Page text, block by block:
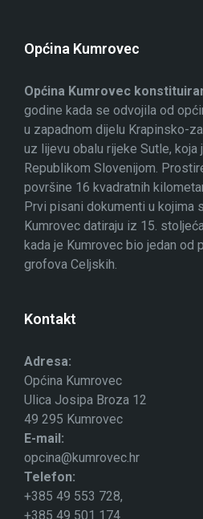
Općina Kumrovec
Općina Kumrovec
godine kada se odvojila od
u zapadnom dijelu Krapinsko-
uz lijevu obalu rijeke Sutle, koja
Republikom Slovenijom.
površine 16 kvadratnih
Prvi pisani dokumenti u kojima
Kumrovec datiraju iz 15.
kada je Kumrovec bio jedan od
grofova Celjskih.
Kontakt
Adresa:
Općina Kumrovec
Ulica Josipa Broza 12
49 295 Kumrovec
E-mail:
opcina@kumrovec.hr
Telefon:
+385 49 553 728,
+385 49 501 174